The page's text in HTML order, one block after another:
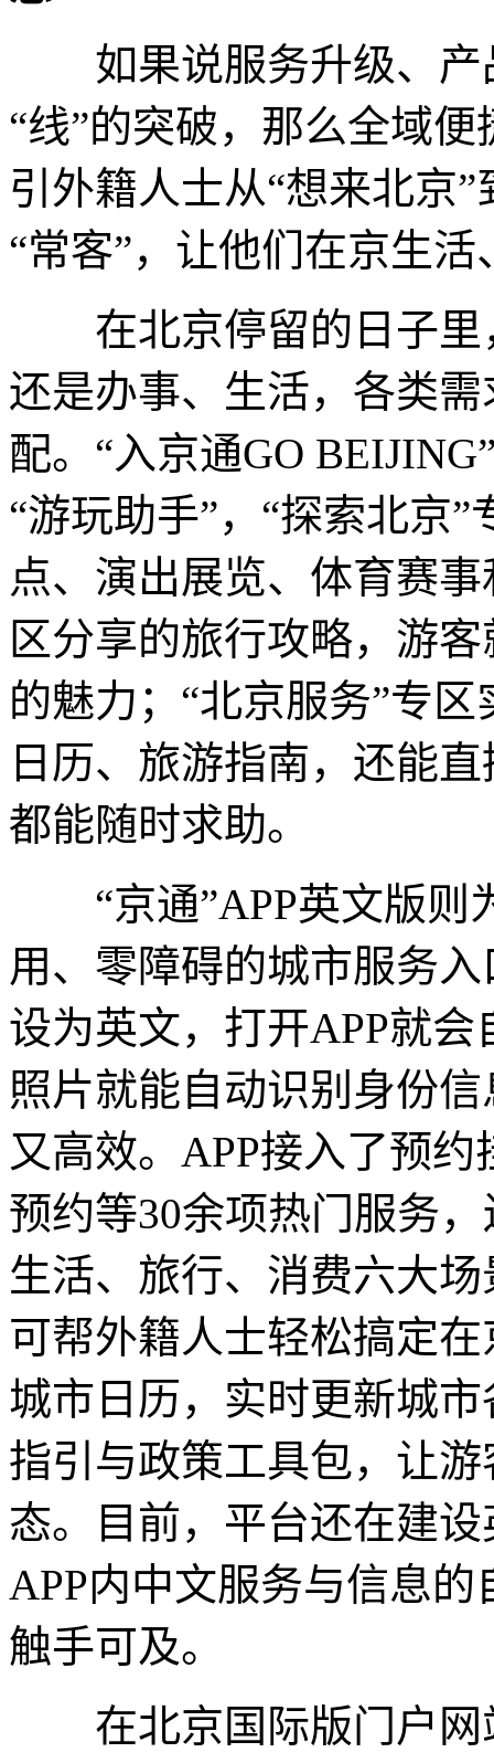
如果说服务升级、产
“线”的突破，那么全域
引外籍人士从“想来北京
“常客”，让他们在京生
在北京停留的日子里
还是办事、生活，各类
配。“入京通GO
“游玩助手”，“探索北京
点、演出展览、体育赛
区分享的旅行攻略，游
的魅力；“北京服务”专
日历、旅游指南，还能
都能随时求助。
“京通”APP英文版则
用、零障碍的城市服务
设为英文，打开APP就
照片就能自动识别身份
又高效。APP接入了预
预约等30余项热门服务
生活、旅行、消费六大
可帮外籍人士轻松搞定
城市日历，实时更新城
指引与政策工具包，让
态。目前，平台还在建
APP内中文服务与信息
触手可及。
在北京国际版门户网